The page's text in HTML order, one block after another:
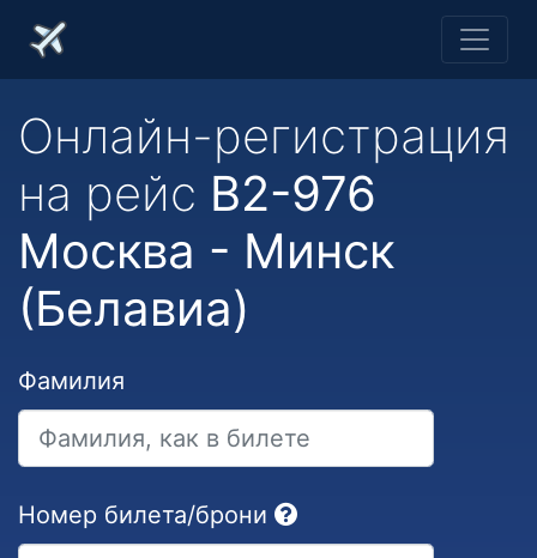
Онлайн-регистрация
на рейс B2-976
Москва - Минск
(Белавиа)
Фамилия
Номер билета/брони